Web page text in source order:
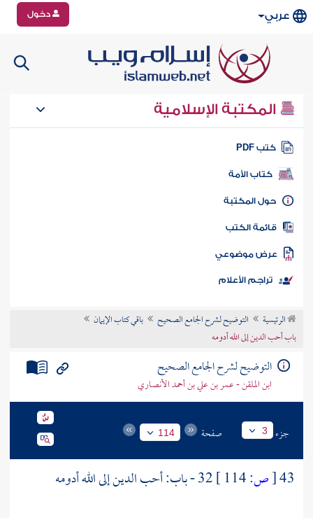
عربي دخول
المكتبة الإسلامية
كتب PDF
كتاب الأمة
المكتبة
الكتب
موضوعي
تراجم الأعلام
الرئيسية التوضيح لشرح الجامع الصحيح
باقي كتاب الإيمان
باب أحب الدين إلى الله أدومه
التوضيح لشرح الجامع الصحيح
ابن الملقن - عمر بن علي بن أحمد الأنصاري
جزء 3 صفحة 114
43
[ص:
32 - باب: أحب الدين إلى الله أدومه